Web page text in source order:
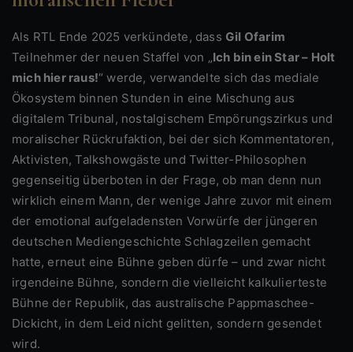
Als RTL Ende 2025 verkündete, dass Gil Ofarim
Teilnehmer der neuen Staffel von „Ich bin ein Star – Holt
mich hier raus!“ werde, verwandelte sich das mediale
Ökosystem binnen Stunden in eine Mischung aus
digitalem Tribunal, nostalgischem Empörungszirkus und
moralischer Rückrufaktion, bei der sich Kommentatoren,
Aktivisten, Talkshowgäste und Twitter-Philosophen
gegenseitig überboten in der Frage, ob man denn nun
wirklich einem Mann, der wenige Jahre zuvor mit einem
der emotional aufgeladensten Vorwürfe der jüngeren
deutschen Mediengeschichte Schlagzeilen gemacht
hatte, erneut eine Bühne geben dürfe – und zwar nicht
irgendeine Bühne, sondern die vielleicht kalkulierteste
Bühne der Republik, das australische Pappmaschee-
Dickicht, in dem Leid nicht gelitten, sondern gesendet
wird.